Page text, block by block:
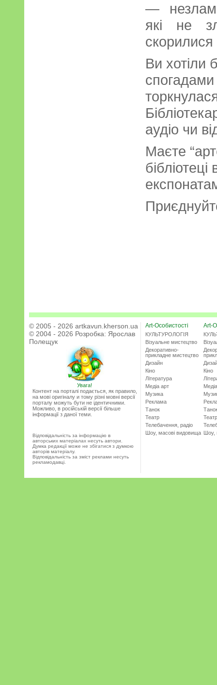
—
які не
Ви хотіли
спогадами
аудіо чи
Маєте
© 2005 - 2026 artkavun.kherson.ua
© 2004 - 2026 Розробка: Ярослав
Полещук
Увага!
Контент на порталі подається, як правило,
на мові оригіналу и тому різні мовні версії
порталу можуть бути не ідентичними.
Можливо, в російській версії більше
інформації з даної теми.
Відповідальність за інформацію в
авторських матеріалах несуть автори.
Думка редакції може не збігатися з думкою
авторів матеріалу.
Відповідальність за зміст реклами несуть
рекламодавці.
Art-Особистості
КУЛЬТУРОЛОГІЯ
Візуальне мистецтво
Декоративно-
прикладне мистецтво
Дизайн
Кіно
Література
Медіа арт
Музика
Реклама
Танок
Театр
Телебачення, радіо
Шоу, масові видовища
Art-
Кіно
Театр
Шоу,